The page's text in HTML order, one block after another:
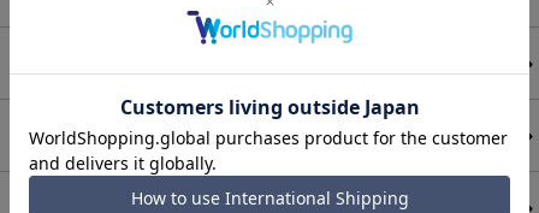
アタッチメント
AUI NITE
アウィナイト